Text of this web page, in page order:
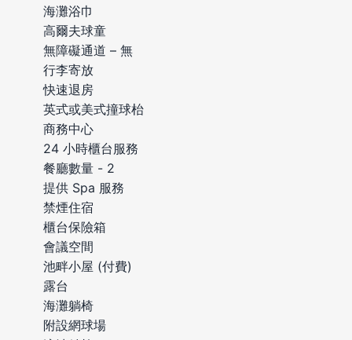
海灘浴巾
高爾夫球童
無障礙通道 – 無
行李寄放
快速退房
英式或美式撞球枱
商務中心
24 小時櫃台服務
餐廳數量 - 2
提供 Spa 服務
禁煙住宿
櫃台保險箱
會議空間
池畔小屋 (付費)
露台
海灘躺椅
附設網球場